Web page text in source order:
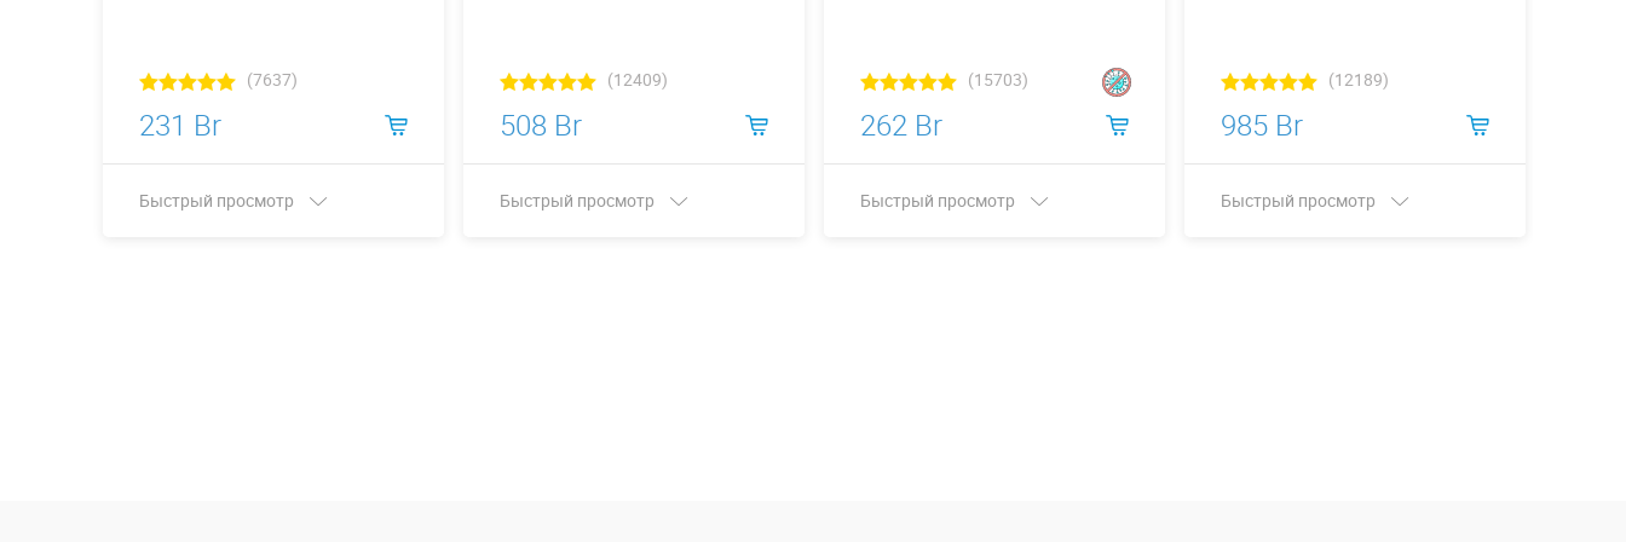
(7637)
231 Br
Быстрый просмотр
(12409)
508 Br
Быстрый просмотр
(15703)
262 Br
Быстрый просмотр
(12189)
985 Br
Быстрый просмотр